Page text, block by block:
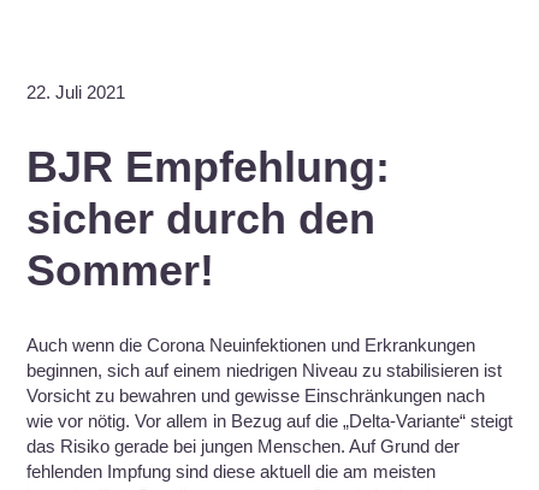
22. Juli 2021
BJR Empfehlung:
sicher durch den
Sommer!
Auch wenn die Corona Neuinfektionen und Erkrankungen
beginnen, sich auf einem niedrigen Niveau zu stabilisieren ist
Vorsicht zu bewahren und gewisse Einschränkungen nach
wie vor nötig. Vor allem in Bezug auf die „Delta-Variante“ steigt
das Risiko gerade bei jungen Menschen. Auf Grund der
fehlenden Impfung sind diese aktuell die am meisten